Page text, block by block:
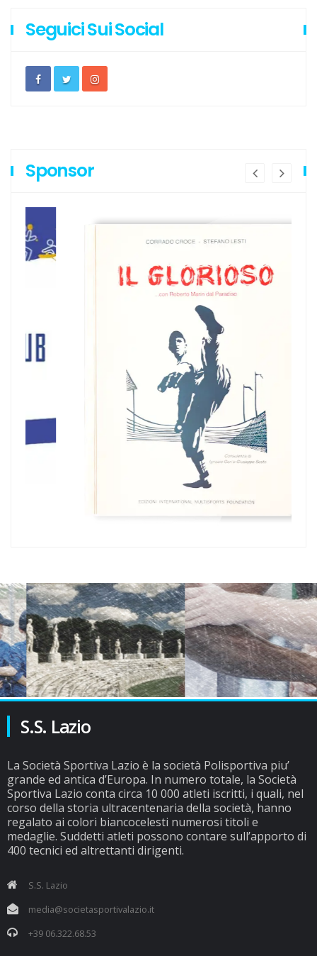
Seguici Sui Social
Sponsor
S.S. Lazio
La Società Sportiva Lazio è la società Polisportiva piu’
grande ed antica d’Europa. In numero totale, la Società
Sportiva Lazio conta circa 10 000 atleti iscritti, i quali, nel
corso della storia ultracentenaria della società, hanno
regalato ai colori biancocelesti numerosi titoli e
medaglie. Suddetti atleti possono contare sull’apporto di
400 tecnici ed altrettanti dirigenti.
S.S. Lazio
media@societasportivalazio.it
+39 06.322.68.53